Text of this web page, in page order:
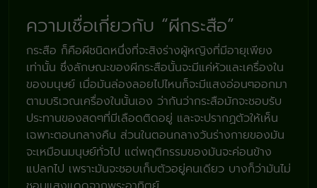
ความเชื่อเกี่ยวกับ “ผีกระสือ”
กระสือ ก็คือผีชนิดหนึ่งที่จะสิงร่างผู้หญิงที่มีอายุเพียง
เท่านั้น ซึ่งลักษณะของผีกระสือนั้นจะมีแค่หัวและเครื่องใน
ของมนุษย์ เมื่อมันล่องลอยไปไหนก็จะมีแสงอ่อนๆออกมา
ตามบริเวณเครื่องในนั้นเอง ว่ากันว่ากระสือมักจะชอบรับ
ประทานของสดๆที่มีเลือดติดอยู่ และจะปรากฏตัวให้เห็น
เฉพาะตอนกลางคืน ส่วนในตอนกลางวันร่างกายของมัน
จะเหมือนมนุษย์ทั่วไป แต่พฤติกรรมของมันจะค่อนข้าง
แปลกไป เพราะมันจะชอบเก็บตัวอยู่คนเดียว บางก็ว่ามันไม่